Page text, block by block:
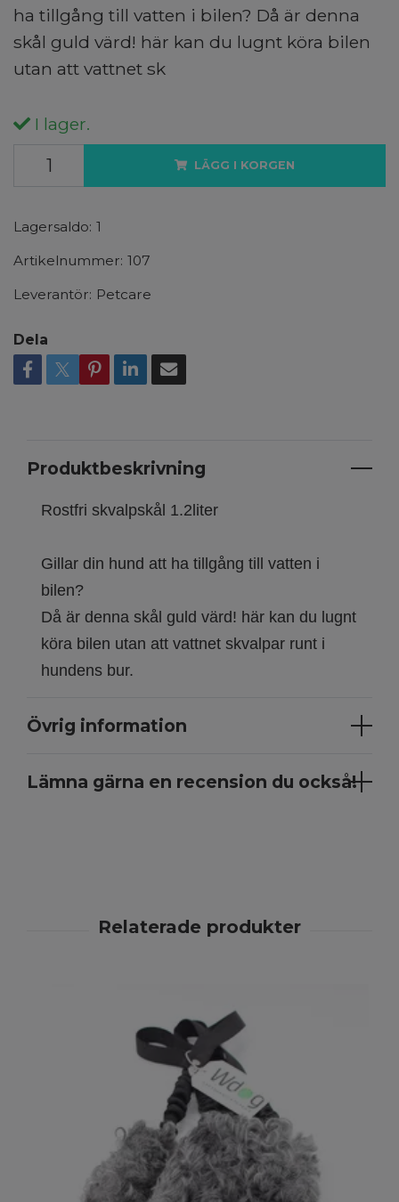
ha tillgång till vatten i bilen? Då är denna
skål guld värd! här kan du lugnt köra bilen
utan att vattnet sk
I lager.
LÄGG I KORGEN
Lagersaldo: 1
Artikelnummer: 107
Leverantör: Petcare
Dela
Produktbeskrivning
Rostfri skvalpskål 1.2liter
Gillar din hund att ha tillgång till vatten i
bilen?
Då är denna skål guld värd! här kan du lugnt
köra bilen utan att vattnet skvalpar runt i
hundens bur.
Övrig information
Lämna gärna en recension du också!